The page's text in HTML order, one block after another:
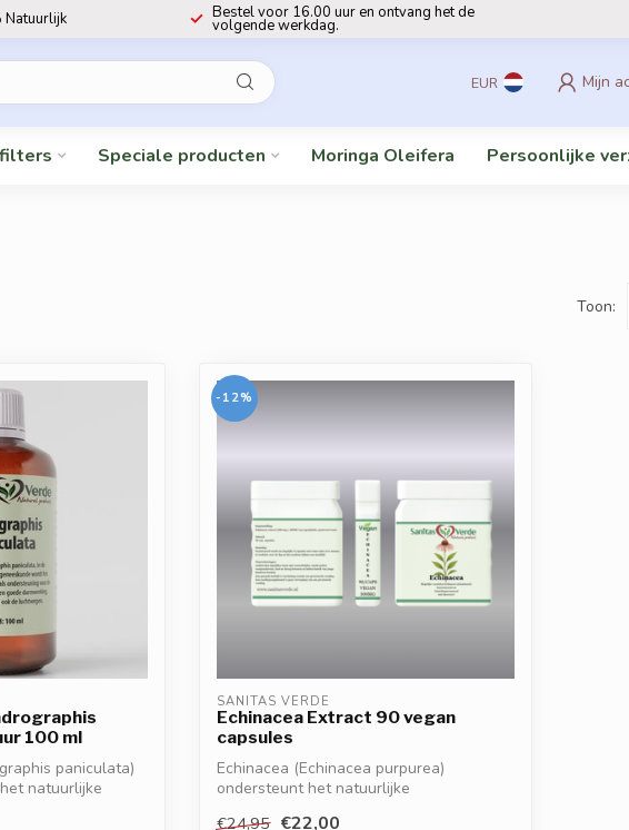
Natuurlijk Bestel voor 16.00 uur en ontvang het de
volgende werkdag.
EUR Mijn
Speciale producten Moringa Oleifera Persoonlijke
Toon:
100 ml
paniculata)
natuurlijke
-12%
SANITAS VERDE
Echinacea Extract 90 vegan
capsules
Echinacea (Echinacea purpurea)
ondersteunt het natuurlijke
€24,95 €22,00